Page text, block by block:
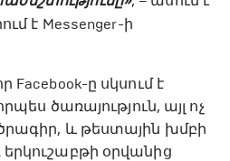
է Messenger-ի
ը սկսում է
ծառայություն, այլ ոչ
և թեստային խմբի
օրվանից